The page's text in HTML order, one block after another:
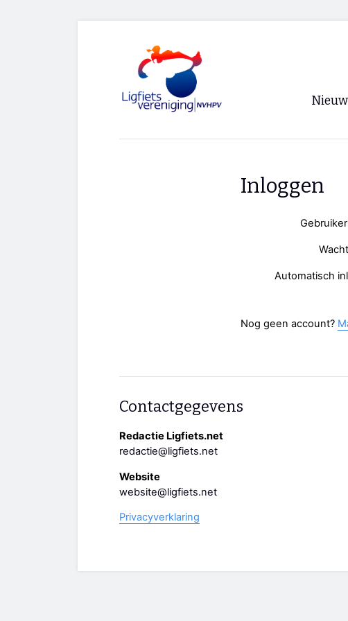
Inloggen
Automatisch
Nog geen account?
Contactgegevens
Redactie Ligfiets.net
redactie@ligfiets.net
Website
website@ligfiets.net
Privacyverklaring